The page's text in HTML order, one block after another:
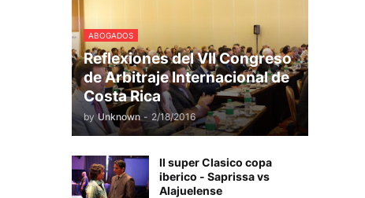
ABOGADOS
Reflexiones del VII Congreso
de Arbitraje Internacional de
Costa Rica
by Unknown - 2/18/2016
II super Clasico copa
iberico - Saprissa vs
Alajuelense